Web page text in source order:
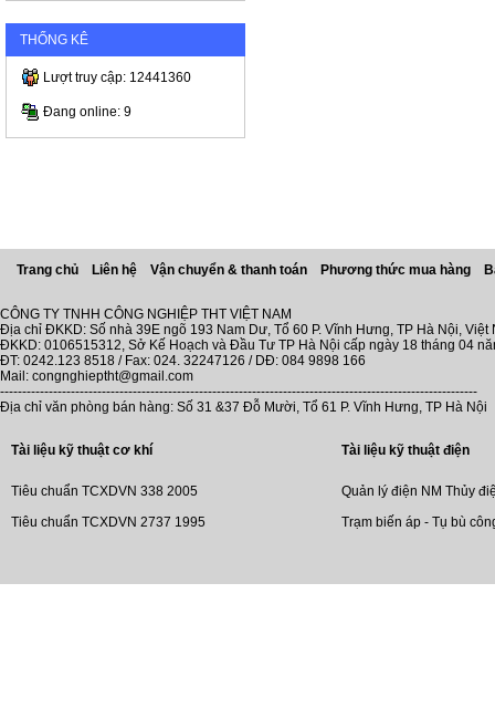
THỐNG KÊ
Lượt truy cập: 12441360
Đang online: 9
Trang chủ Liên hệ Vận chuyển & thanh toán Phương thức mua hàng
CÔNG TY TNHH CÔNG NGHIỆP THT VIỆT NAM
Địa chỉ ĐKKD: Số nhà 39E ngõ 193 Nam Dư, Tổ 60 P. Vĩnh Hưng, TP Hà Nội, Việt
ĐKKD: 0106515312, Sở Kế Hoạch và Đầu Tư TP Hà Nội cấp ngày 18 tháng 04
ĐT: 0242.123 8518 / Fax: 024. 32247126 / DĐ: 084 9898 166
Mail: congnghieptht@gmail.com
------------------------------------------------------------------------------------------------------------
Địa chỉ văn phòng bán hàng: Số 31 &37 Đỗ Mười, Tổ 61 P. Vĩnh Hưng, TP Hà Nội
Tài liệu kỹ thuật cơ khí
Tiêu chuẩn TCXDVN 338 2005
Tiêu chuẩn TCXDVN 2737 1995
Tài liệu kỹ thuật điện
Quản lý điện NM Thủy
Trạm biến áp - Tụ bù